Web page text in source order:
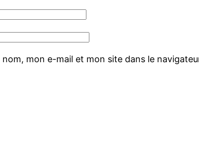
mon e-mail et mon site dans le